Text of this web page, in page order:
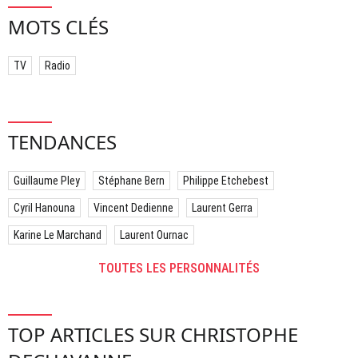
MOTS CLÉS
TV Radio
TENDANCES
Guillaume Pley Stéphane Bern Philippe Etchebest
Cyril Hanouna Vincent Dedienne Laurent Gerra
Karine Le Marchand Laurent Ournac
TOUTES LES PERSONNALITÉS
TOP ARTICLES SUR CHRISTOPHE